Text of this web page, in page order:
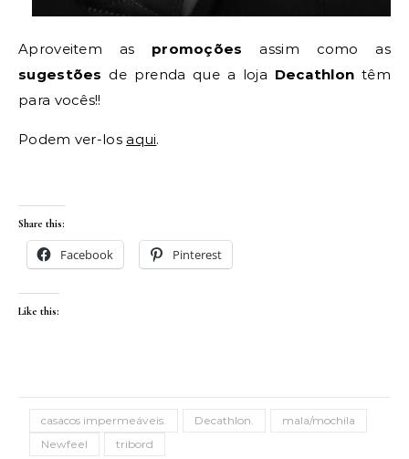
Aproveitem as promoções assim como as
sugestões de prenda que a loja Decathlon têm
para vocês!!
Podem ver-losaqui.
Share this:
Facebook Pinterest
Like this:
casacos impermeáveis. Decathlon.
mala/mochila
Newfeel
tribord